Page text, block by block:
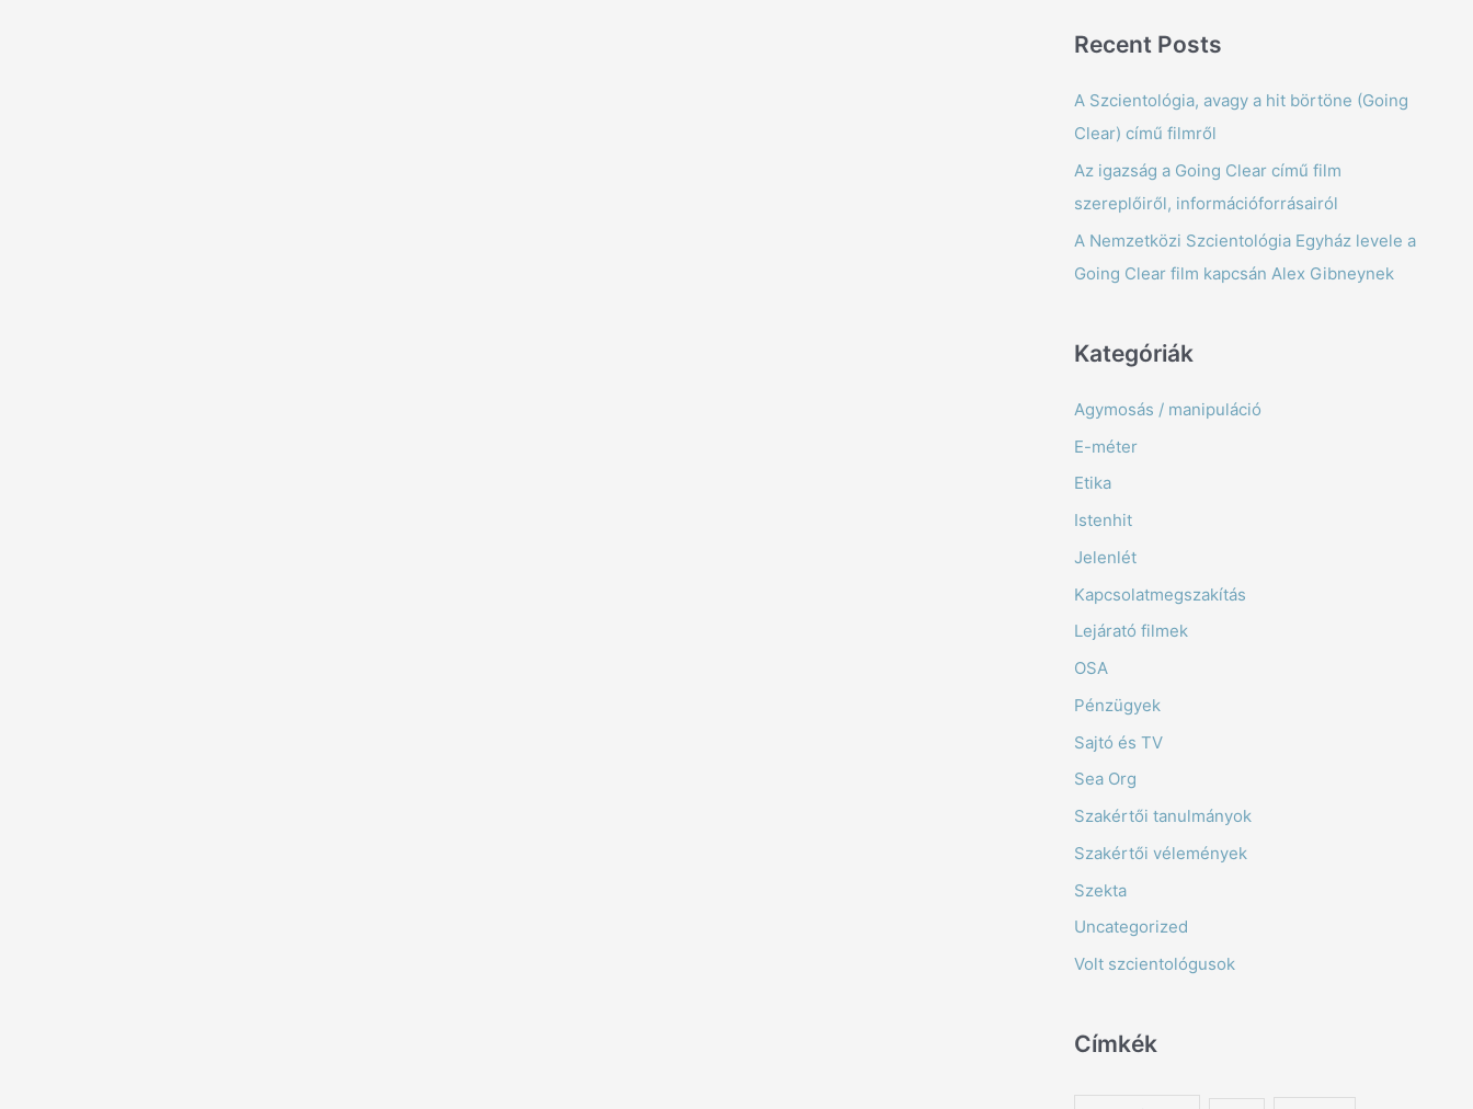
r
c
h
Recent Posts
A Szcientológia, avagy a hit börtöne (Going
Clear) című filmről
Az igazság a Going Clear című film
szereplőiről, információforrásairól
A Nemzetközi Szcientológia Egyház levele a
Going Clear film kapcsán Alex Gibneynek
Kategóriák
Agymosás / manipuláció
E-méter
Etika
Istenhit
Jelenlét
Kapcsolatmegszakítás
Lejárató filmek
OSA
Pénzügyek
Sajtó és TV
Sea Org
Szakértői tanulmányok
Szakértői vélemények
Szekta
Uncategorized
Volt szcientológusok
Címkék